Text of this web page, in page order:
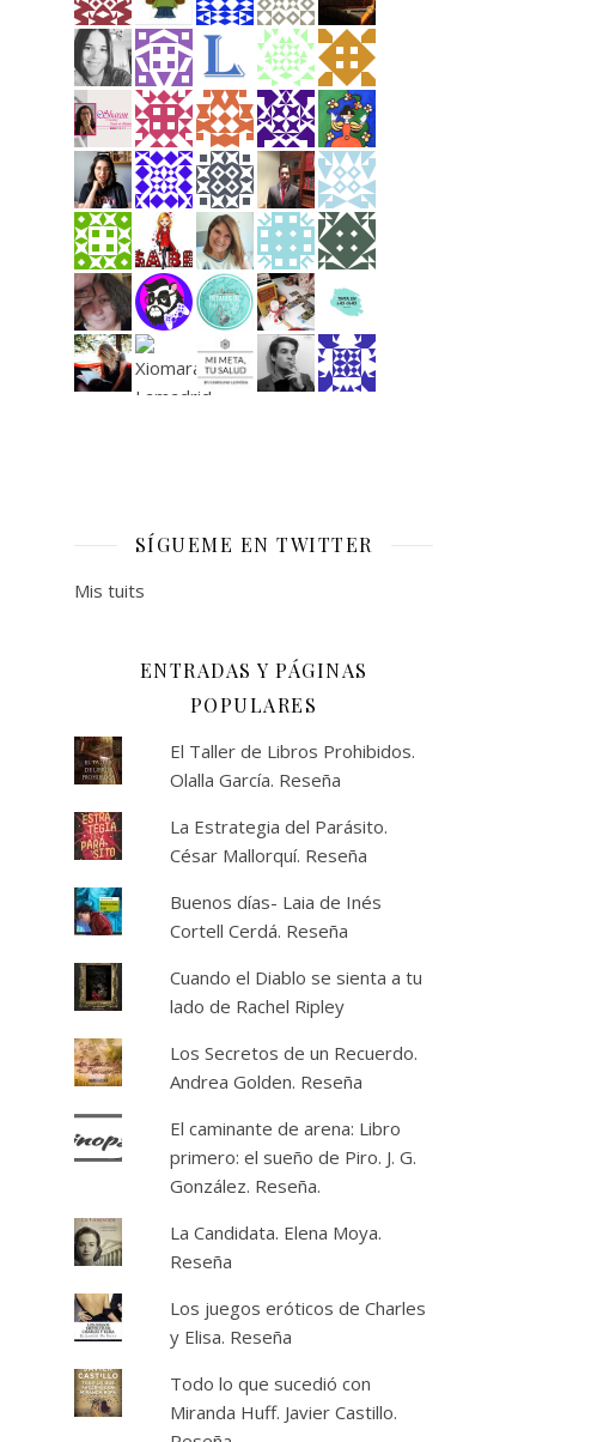
SÍGUEME EN TWITTER
Mis tuits
ENTRADAS Y PÁGINAS
POPULARES
El Taller de Libros Prohibidos.
Olalla García. Reseña
La Estrategia del Parásito.
César Mallorquí. Reseña
Buenos días- Laia de Inés
Cortell Cerdá. Reseña
Cuando el Diablo se sienta a tu
lado de Rachel Ripley
Los Secretos de un Recuerdo.
Andrea Golden. Reseña
El caminante de arena: Libro
primero: el sueño de Piro. J. G.
González. Reseña.
La Candidata. Elena Moya.
Reseña
Los juegos eróticos de Charles
y Elisa. Reseña
Todo lo que sucedió con
Miranda Huff. Javier Castillo.